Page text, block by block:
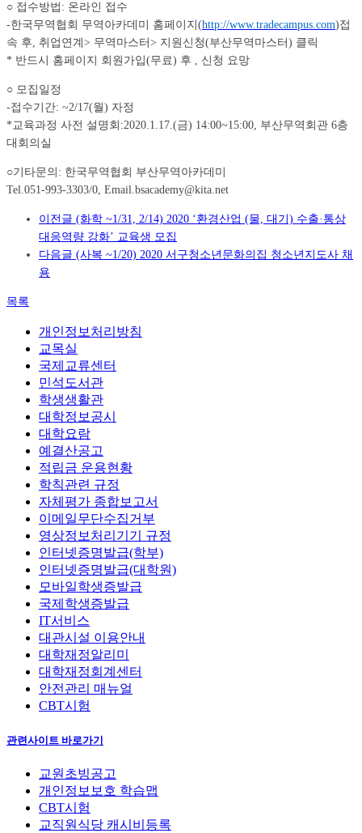
○ 접수방법: 온라인 접수
-한국무역협회 무역아카데미 홈페이지(http://www.tradecampus.com)접
속 후, 취업연계> 무역마스터> 지원신청(부산무역마스터) 클릭
* 반드시 홈페이지 회원가입(무료) 후 , 신청 요망
○ 모집일정
-접수기간: ~2/17(월) 자정
*교육과정 사전 설명회:2020.1.17.(금) 14:00~15:00, 부산무역회관 6층
대회의실
○기타문의: 한국무역협회 부산무역아카데미
Tel.051-993-3303/0, Email.bsacademy@kita.net
이전글 (화학 ~1/31, 2/14) 2020 ‘환경산업 (물, 대기) 수출·통상
대응역량 강화’ 교육생 모집
다음글 (사복 ~1/20) 2020 서구청소년문화의집 청소년지도사 채
용
목록
개인정보처리방침
교목실
국제교류센터
민석도서관
학생생활관
대학정보공시
대학요람
예결산공고
적립금 운용현황
학칙관련 규정
자체평가 종합보고서
이메일무단수집거부
영상정보처리기기 규정
인터넷증명발급(학부)
인터넷증명발급(대학원)
모바일학생증발급
국제학생증발급
IT서비스
대관시설 이용안내
대학재정알리미
대학재정회계센터
안전관리 매뉴얼
CBT시험
관련사이트 바로가기
교원초빙공고
개인정보보호 학습맵
CBT시험
교직원식당 캐시비등록